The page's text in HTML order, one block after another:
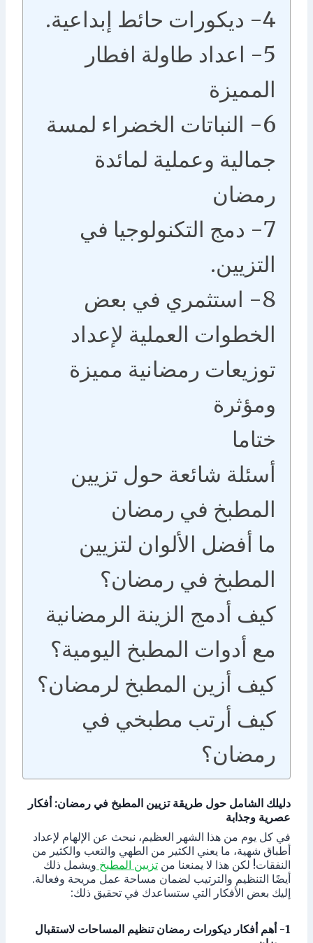
4- ديكورات حائط إبداعية.
5- اعداد طاولة افطار
المميزة
6- النباتات الخضراء لمسة
جمالية وعملية لمائدة
رمضان
7- دمج التكنولوجيا في
التزيين.
8- استثمري في بعض
الخطوات العملية لإعداد
توزيعات رمضانية مميزة
ومؤثرة
ختاما
أسئلة شائعة حول تزيين
المطبخ في رمضان
ما أفضل الألوان لتزيين
المطبخ في رمضان؟
كيف أدمج الزينة الرمضانية
مع أدوات المطبخ اليومية؟
كيف أزين المطبخ لرمضان؟
كيف أرتب مطبخي في
رمضان؟
دليلك الشامل حول طريقة تزيين المطبخ في رمضان: أفكار
عصرية وجذابة
في كل يوم من هذا الشهر العظيم، نبحث عن الإلهام لإعداد
أطباق شهية، ما يعني الكثير من الطهي والتعب والكثير من
النفقات! لكن هذا لا يمنعنا من تزيين المطبخ ويشمل ذلك
أيضًا التنظيم والترتيب لضمان مساحة عمل مريحة وفعالة.
إليك بعض الأفكار التي ستساعدك في تحقيق ذلك:
1- أهم أفكار ديكورات رمضان
تنظيم المساحات لاستقبال